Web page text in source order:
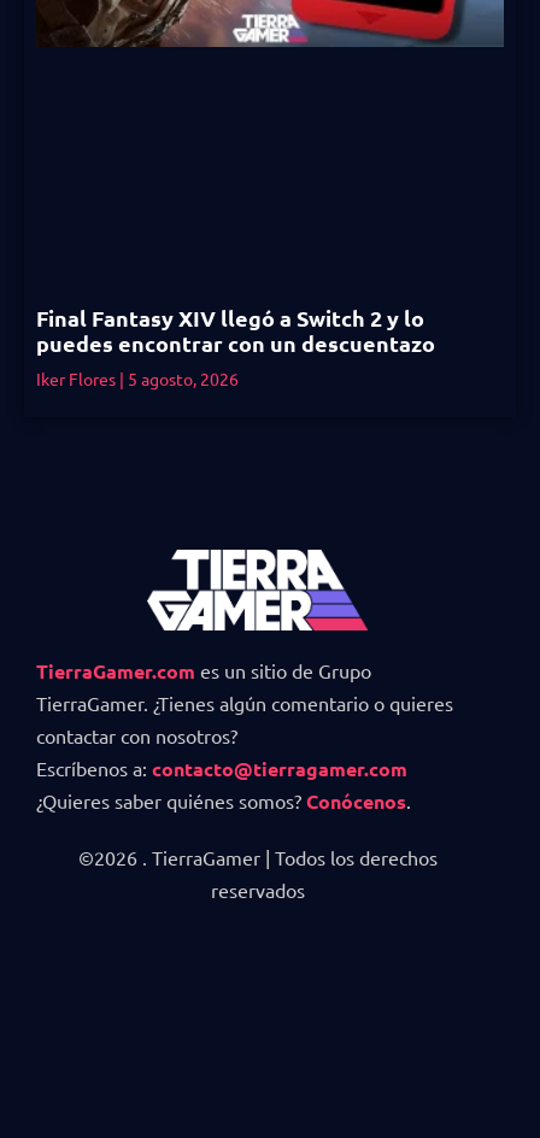
Final Fantasy XIV llegó a Switch 2 y lo
puedes encontrar con un descuentazo
Iker Flores 5 agosto, 2026
TierraGamer.com es un sitio de Grupo
TierraGamer. ¿Tienes algún comentario o quieres
contactar con nosotros?
Escríbenos a: contacto@tierragamer.com
¿Quieres saber quiénes somos? Conócenos
©2026 . TierraGamer | Todos los derechos
reservados